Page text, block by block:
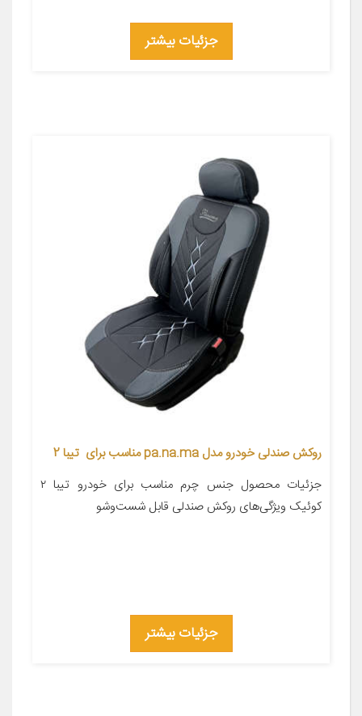
جزئیات بیشتر
روکش صندلی خودرو مدل pa.na.ma مناسب برای تیبا 2
جزئیات محصول جنس چرم مناسب برای خودرو تیبا ۲
کوئیک ویژگی‌های روکش صندلی قابل شست‌وشو
جزئیات بیشتر